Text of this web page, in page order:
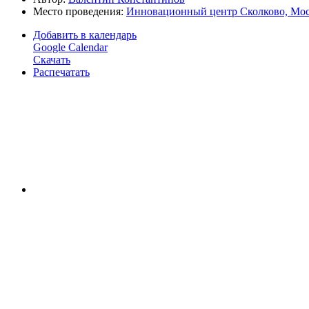
Место проведения: Инновационный центр Сколково,
Добавить в календарь
Google Calendar
Скачать
Распечатать